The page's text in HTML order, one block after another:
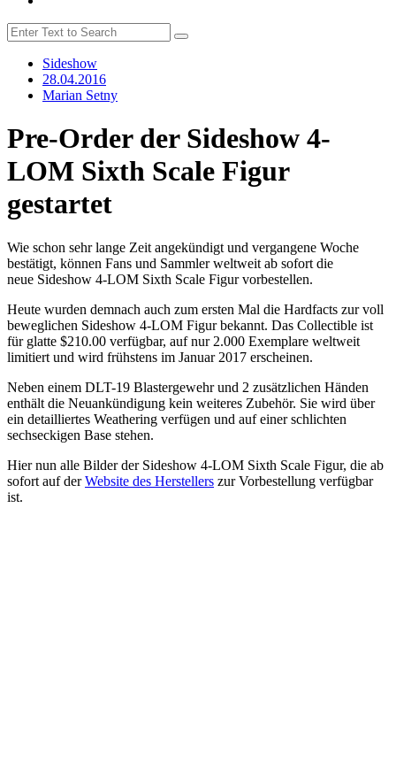
Sideshow
28.04.2016
Marian Setny
Pre-Order der Sideshow 4-
LOM Sixth Scale Figur
gestartet
Wie schon sehr lange Zeit angekündigt und vergangene Woche
bestätigt, können Fans und Sammler weltweit ab sofort die
neue Sideshow 4-LOM Sixth Scale Figur vorbestellen.
Heute wurden demnach auch zum ersten Mal die Hardfacts zur voll
beweglichen Sideshow 4-LOM Figur bekannt. Das Collectible ist
für glatte $210.00 verfügbar, auf nur 2.000 Exemplare weltweit
limitiert und wird frühstens im Januar 2017 erscheinen.
Neben einem DLT-19 Blastergewehr und 2 zusätzlichen Händen
enthält die Neuankündigung kein weiteres Zubehör. Sie wird über
ein detailliertes Weathering verfügen und auf einer schlichten
sechseckigen Base stehen.
Hier nun alle Bilder der Sideshow 4-LOM Sixth Scale Figur, die ab
sofort auf derWebsite des Herstellers zur Vorbestellung verfügbar
ist.